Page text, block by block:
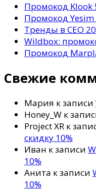
Промокод Klook
Промокод
Тренды в СЕО
Wildbox:
Промокод
Свежие
Мария к записи
Honey_W к
Project XR к
скидку 10%
Иван к записи
10%
Анита к записи
10%